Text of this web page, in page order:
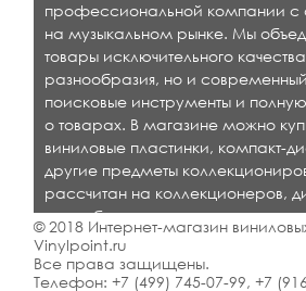
профессиональной компании с
на музыкальном рынке. Мы
товары исключительного
разнообразия, но и
поисковые инструменты и
о товарах. В магазине можно
виниловые пластинки, компакт-
другие предметы
рассчитан на коллекционеров,
кто любит качественную
© 2018 Интернет-магазин
Vinylpoint.ru
Все права защищены.
Телефон: +7 (499) 745-07-99, +7